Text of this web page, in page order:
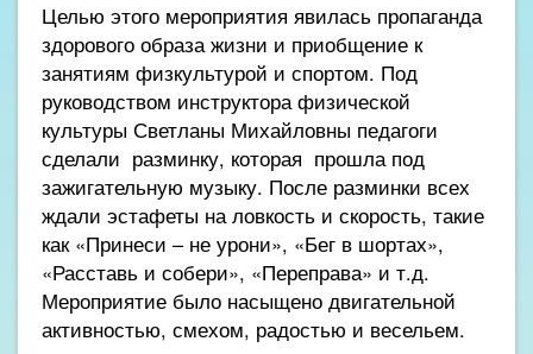
Целью этого мероприятия явилась пропаганда
здорового образа жизни и приобщение к
занятиям физкультурой и спортом. Под
руководством инструктора физической
культуры Светланы Михайловны педагоги
сделали разминку, которая прошла под
зажигательную музыку. После разминки всех
ждали эстафеты на ловкость и скорость, такие
как «Принеси – не урони», «Бег в шортах»,
«Расставь и собери», «Переправа» и т.д.
Мероприятие было насыщено двигательной
активностью, смехом, радостью и весельем.